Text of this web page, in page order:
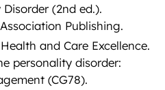
(2nd ed.).
Publishing.
and Care Excellence.
personality disorder:
(CG78).